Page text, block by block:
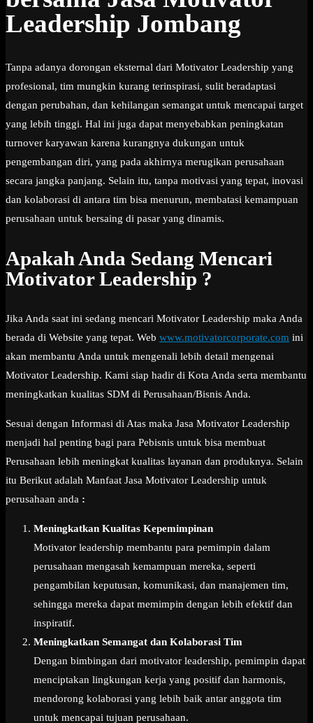
Leadership Jombang
Tanpa adanya dorongan eksternal dari Motivator Leadership yang
profesional, tim mungkin kurang terinspirasi, sulit beradaptasi
dengan perubahan, dan kehilangan semangat untuk mencapai target
yang lebih tinggi. Hal ini juga dapat menyebabkan peningkatan
turnover karyawan karena kurangnya dukungan untuk
pengembangan diri, yang pada akhirnya merugikan perusahaan
secara jangka panjang. Selain itu, tanpa motivasi yang tepat, inovasi
dan kolaborasi di antara tim bisa menurun, membatasi kemampuan
perusahaan untuk bersaing di pasar yang dinamis.
Apakah Anda Sedang Mencari
Motivator Leadership ?
Jika Anda saat ini sedang mencari Motivator Leadership maka Anda
berada di Website yang tepat. Web www.motivatorcorporate.com ini
akan membantu Anda untuk mengenali lebih detail mengenai
Motivator Leadership. Kami siap hadir di Kota Anda serta membantu
meningkatkan kualitas SDM di Perusahaan/Bisnis Anda.
Sesuai dengan Informasi di Atas maka Jasa Motivator Leadership
menjadi hal penting bagi para Pebisnis untuk bisa membuat
Perusahaan lebih meningkat kualitas layanan dan produknya. Selain
itu Berikut adalah Manfaat Jasa Motivator Leadership untuk
perusahaan anda :
Meningkatkan Kualitas Kepemimpinan
Motivator leadership membantu para pemimpin dalam
perusahaan mengasah kemampuan mereka, seperti
pengambilan keputusan, komunikasi, dan manajemen tim,
sehingga mereka dapat memimpin dengan lebih efektif dan
inspiratif.
Meningkatkan Semangat dan Kolaborasi Tim
Dengan bimbingan dari motivator leadership, pemimpin dapat
menciptakan lingkungan kerja yang positif dan harmonis,
mendorong kolaborasi yang lebih baik antar anggota tim
untuk mencapai tujuan perusahaan.